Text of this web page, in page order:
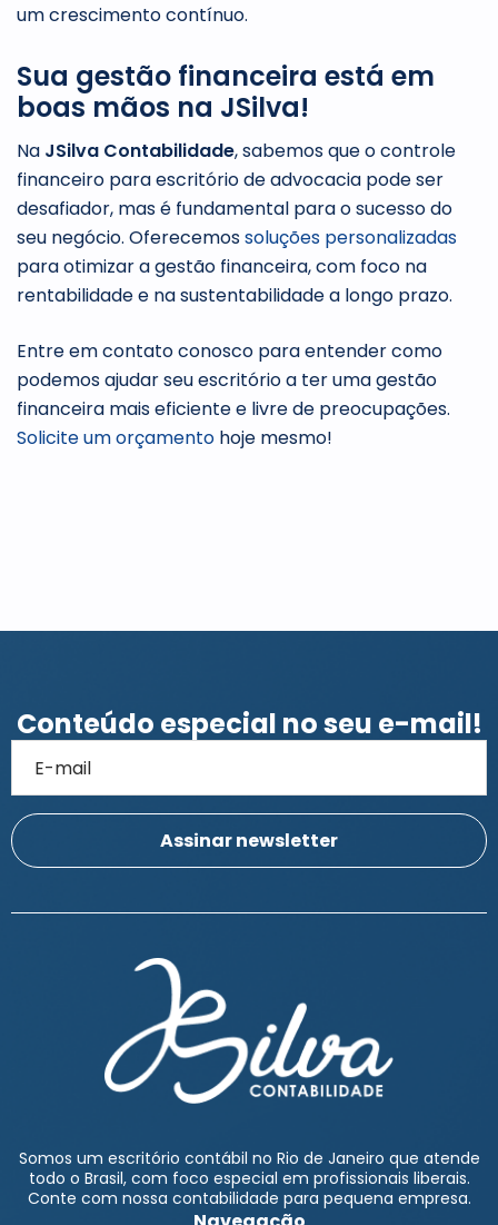
um crescimento contínuo.
Sua gestão financeira está em
boas mãos na JSilva!
Na JSilva Contabilidade, sabemos que o controle
financeiro para escritório de advocacia pode ser
desafiador, mas é fundamental para o sucesso do
seu negócio. Oferecemossoluções personalizadas
para otimizar a gestão financeira, com foco na
rentabilidade e na sustentabilidade a longo prazo.
Entre em contato conosco para entender como
podemos ajudar seu escritório a ter uma gestão
financeira mais eficiente e livre de preocupações.
Solicite um orçamento hoje mesmo!
Conteúdo especial no seu e-mail!
Somos um escritório contábil no Rio de Janeiro que atende
todo o Brasil, com foco especial em profissionais liberais.
Conte com nossa contabilidade para pequena empresa.